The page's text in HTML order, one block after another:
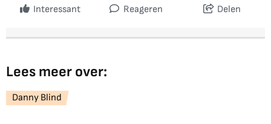
Interessant Reageren Delen
Lees meer over:
Danny Blind